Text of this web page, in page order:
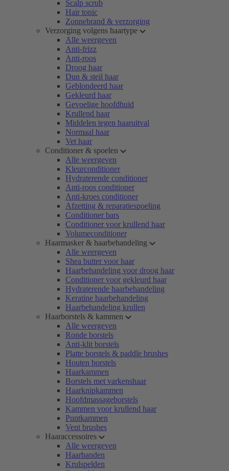
Scalp scrub
Hair tonic
Zonnebrand & verzorging
Verzorging volgens haartype
Alle weergeven
Anti-frizz
Anti-roos
Droog haar
Dun & steil haar
Geblondeerd haar
Gekleurd haar
Gevoelige hoofdhuid
Krullend haar
Middelen tegen haaruitval
Normaal haar
Vet haar
Conditioner & spoelen
Alle weergeven
Kleurconditioner
Hydraterende conditioner
Anti-roos conditioner
Anti-kroes conditioner
Afzetting & reparatiespoeling
Conditioner bars
Conditioner voor krullend haar
Volumeconditioner
Haarmasker & haarbehandeling
Alle weergeven
Shea butter voor haar
Haarbehandeling voor droog haar
Conditioner voor gekleurd haar
Hydraterende haarbehandeling
Keratine haarbehandeling
Haarbehandeling krullen
Haarborstels & kammen
Alle weergeven
Ronde borstels
Anti-klit borstels
Platte borstels & paddle brushes
Houten borstels
Haarkammen
Borstels met varkenshaar
Haarknipkammen
Hoofdmassageborstels
Kammen voor krullend haar
Puntkammen
Vent brushes
Haaraccessoires
Alle weergeven
Haarbanden
Krulspelden